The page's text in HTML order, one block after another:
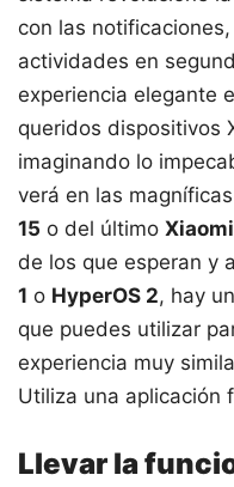
con las
actividades en
experiencia elegante
queridos dispositivos
imaginando lo
verá en las
15 o del último
de los que esperan y
1 o HyperOS 2, hay
que puedes utilizar
experiencia muy
Utiliza una aplicación
Llevar la